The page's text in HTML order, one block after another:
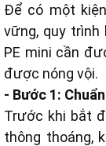
Để có một
vững, quy trình
PE mini cần
được nóng vội.
- Bước 1:
Trước khi bắt
thông thoáng,